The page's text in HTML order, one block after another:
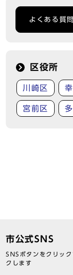
よくある質
区役所
川崎区
宮前区
市公式SNS
SNSボタンをクリッ
クします